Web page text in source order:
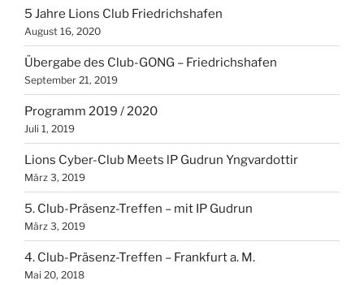
5 Jahre Lions Club Friedrichshafen
August 16, 2020
Übergabe des Club-GONG – Friedrichshafen
September 21, 2019
Programm 2019 / 2020
Juli 1, 2019
Lions Cyber-Club Meets lP Gudrun Yngvardottir
März 3, 2019
5. Club-Präsenz-Treffen – mit IP Gudrun
März 3, 2019
4. Club-Präsenz-Treffen – Frankfurt a. M.
Mai 20, 2018